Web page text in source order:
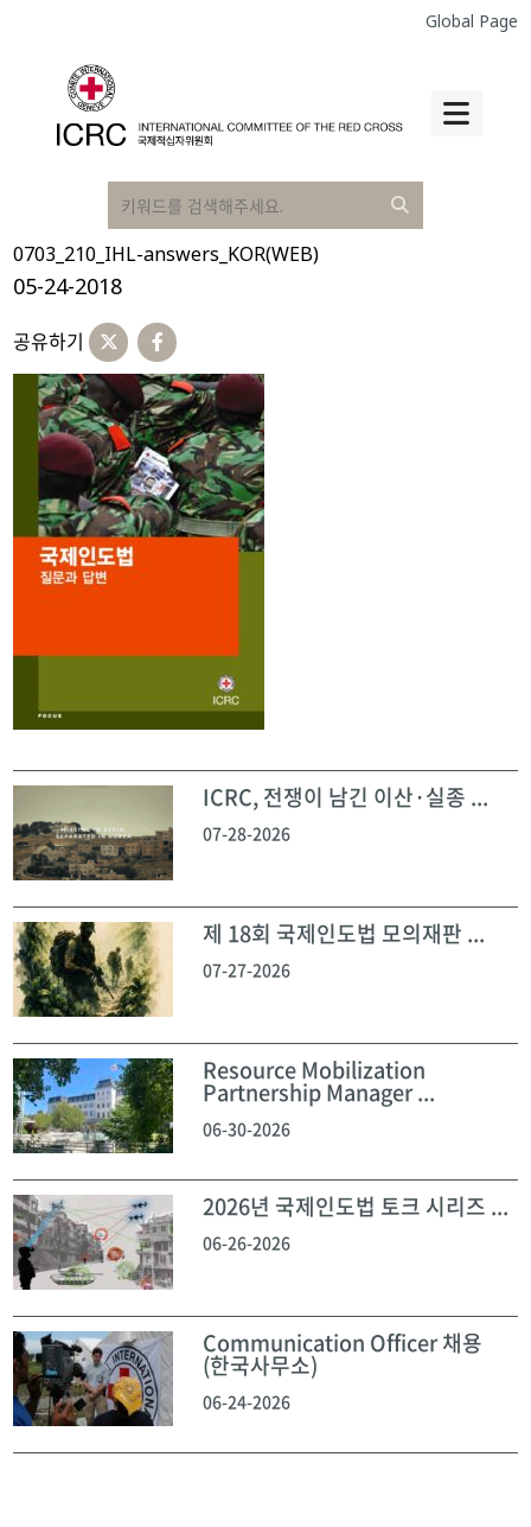
Global Page
0703_210_IHL-answers_KOR(WEB)
05-24-2018
공유하기
ICRC, 전쟁이 남긴 이산·실종 ...
07-28-2026
제 18회 국제인도법 모의재판 ...
07-27-2026
Resource Mobilization
Partnership Manager ...
06-30-2026
2026년 국제인도법 토크 시리즈 ...
06-26-2026
Communication Officer 채용
(한국사무소)
06-24-2026